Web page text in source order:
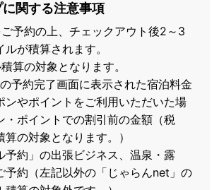
関する注意事項
予約の上、チェックアウト後2～3
が積算されます。
算の対象となります。
予約完了画面に表示された宿泊料金
ンやポイントをご利用いただいた場
・ポイントでの割引前の金額（税
の対象となります。）
予約」の出張ビジネス、温泉・露
予約（左記以外の「じゃらんnet」の